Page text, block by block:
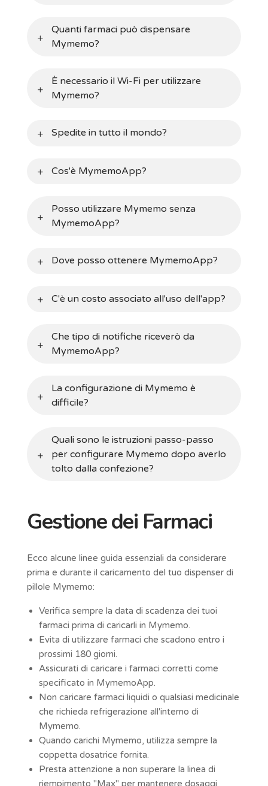
Quanti farmaci può dispensare
Mymemo?
È necessario il Wi-Fi per utilizzare
Mymemo?
Spedite in tutto il mondo?
Cos'è MymemoApp?
Posso utilizzare Mymemo senza
MymemoApp?
Dove posso ottenere MymemoApp?
C'è un costo associato all'uso dell'app?
Che tipo di notifiche riceverò da
MymemoApp?
La configurazione di Mymemo è
difficile?
Quali sono le istruzioni passo-passo
per configurare Mymemo dopo averlo
tolto dalla confezione?
Gestione dei Farmaci
Ecco alcune linee guida essenziali da considerare
prima e durante il caricamento del tuo dispenser di
pillole Mymemo:
Verifica sempre la data di scadenza dei tuoi
farmaci prima di caricarli in Mymemo.
Evita di utilizzare farmaci che scadono entro i
prossimi 180 giorni.
Assicurati di caricare i farmaci corretti come
specificato in MymemoApp.
Non caricare farmaci liquidi o qualsiasi medicinale
che richieda refrigerazione all'interno di
Mymemo.
Quando carichi Mymemo, utilizza sempre la
coppetta dosatrice fornita.
Presta attenzione a non superare la linea di
riempimento "Max" per mantenere dosaggi